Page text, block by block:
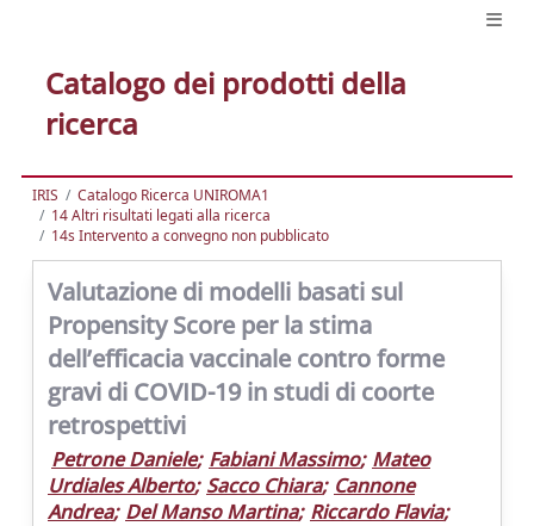
Catalogo dei prodotti della
ricerca
IRIS
Catalogo Ricerca UNIROMA1
14 Altri risultati legati alla ricerca
14s Intervento a convegno non pubblicato
Valutazione di modelli basati sul
Propensity Score per la stima
dell’efficacia vaccinale contro forme
gravi di COVID-19 in studi di coorte
retrospettivi
Petrone Daniele; Fabiani Massimo; Mateo
Urdiales Alberto; Sacco Chiara; Cannone
Andrea; Del Manso Martina; Riccardo Flavia;